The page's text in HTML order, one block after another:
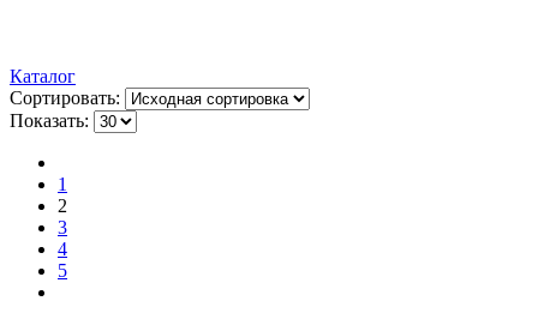
Каталог
Сортировать:
Показать:
1
2
3
4
5